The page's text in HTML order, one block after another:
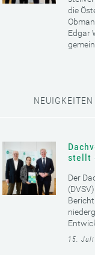
die
Edgar
stellt
Der
15. Juli